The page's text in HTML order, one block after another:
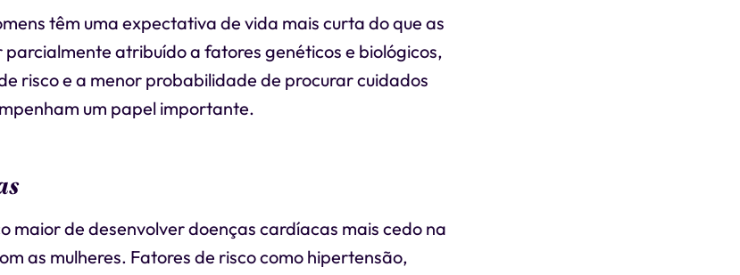
têm uma expectativa de vida mais curta do que as
parcialmente atribuído a fatores genéticos e biológicos,
risco e a menor probabilidade de procurar cuidados
um papel importante.
maior de desenvolver doenças cardíacas mais cedo na
as mulheres. Fatores de risco como hipertensão,